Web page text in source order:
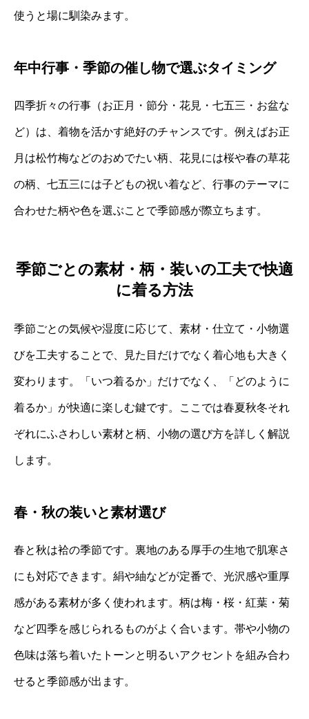
使うと場に馴染みます。
年中行事・季節の催し物で選ぶタイミング
四季折々の行事（お正月・節分・花見・七五三・お盆な
ど）は、着物を活かす絶好のチャンスです。例えばお正
月は松竹梅などのおめでたい柄、花見には桜や春の草花
の柄、七五三には子どもの祝い着など、行事のテーマに
合わせた柄や色を選ぶことで季節感が際立ちます。
季節ごとの素材・柄・装いの工夫で快適
に着る方法
季節ごとの気候や湿度に応じて、素材・仕立て・小物選
びを工夫することで、見た目だけでなく着心地も大きく
変わります。「いつ着るか」だけでなく、「どのように
着るか」が快適に楽しむ鍵です。ここでは春夏秋冬それ
ぞれにふさわしい素材と柄、小物の選び方を詳しく解説
します。
春・秋の装いと素材選び
春と秋は袷の季節です。裏地のある厚手の生地で肌寒さ
にも対応できます。絹や紬などが定番で、光沢感や重厚
感がある素材が多く使われます。柄は梅・桜・紅葉・菊
など四季を感じられるものがよく合います。帯や小物の
色味は落ち着いたトーンと明るいアクセントを組み合わ
せると季節感が出ます。